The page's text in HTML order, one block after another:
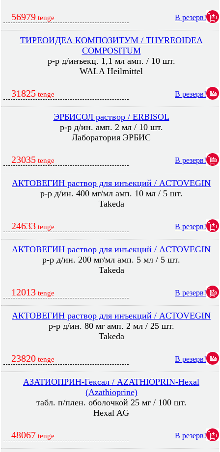
56979 tenge В резерв!
ТИРЕОИДЕА КОМПОЗИТУМ / THYREOIDEA
COMPOSITUM
р-р д/инъекц. 1,1 мл амп. / 10 шт.
WALA Heilmittel
31825 tenge В резерв!
ЭРБИСОЛ раствор / ERBISOL
р-р д/ин. амп. 2 мл / 10 шт.
Лаборатория ЭРБИС
23035 tenge В резерв!
АКТОВЕГИН раствор для инъекций / ACTOVEGIN
р-р д/ин. 400 мг/мл амп. 10 мл / 5 шт.
Takeda
24633 tenge В резерв!
АКТОВЕГИН раствор для инъекций / ACTOVEGIN
р-р д/ин. 200 мг/мл амп. 5 мл / 5 шт.
Takeda
12013 tenge В резерв!
АКТОВЕГИН раствор для инъекций / ACTOVEGIN
р-р д/ин. 80 мг амп. 2 мл / 25 шт.
Takeda
23820 tenge В резерв!
АЗАТИОПРИН-Гексал / AZATHIOPRIN-Hexal
(Azathioprine)
табл. п/плен. оболочкой 25 мг / 100 шт.
Hexal AG
48067 tenge В резерв!